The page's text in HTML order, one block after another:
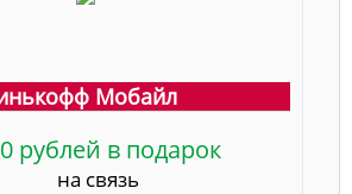
Мобайл
рублей в подарок
на связь